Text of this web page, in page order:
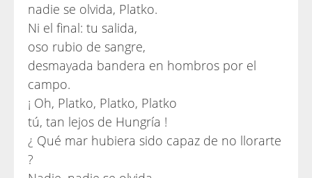
nadie se olvida, Platko.
Ni el final: tu salida,
oso rubio de sangre,
desmayada bandera en hombros por el
campo.
¡ Oh, Platko, Platko, Platko
tú, tan lejos de Hungría !
¿ Qué mar hubiera sido capaz de no llorarte
?